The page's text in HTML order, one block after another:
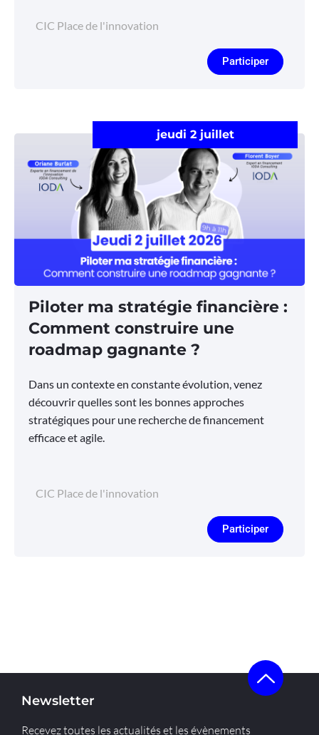
CIC Place de l'innovation
Participer
jeudi 2 juillet
Piloter ma stratégie financière :
Comment construire une
roadmap gagnante ?
Dans un contexte en constante évolution, venez
découvrir quelles sont les bonnes approches
stratégiques pour une recherche de financement
efficace et agile.
CIC Place de l'innovation
Participer
Newsletter
Recevez toutes les actualités et les évènements